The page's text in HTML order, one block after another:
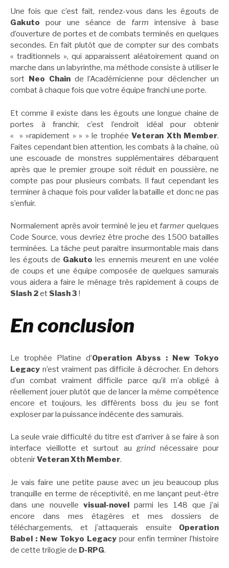
Une fois que c’est fait, rendez-vous dans les égouts de
Gakuto pour une séance de farm intensive à base
d’ouverture de portes et de combats terminés en quelques
secondes. En fait plutôt que de compter sur des combats
« traditionnels », qui apparaissent aléatoirement quand on
marche dans un labyrinthe, ma méthode consiste à utiliser le
sort Neo Chainde l’Académicienne pour déclencher un
combat à chaque fois que votre équipe franchi une porte.
Et comme il existe dans les égouts une longue chaine de
portes à franchir, c’est l’endroit idéal pour obtenir
« » »rapidement » » » le trophéeVeteran Xth Member.
Faites cependant bien attention, les combats à la chaîne, où
une escouade de monstres supplémentaires débarquent
après que le premier groupe soit réduit en poussière, ne
compte pas pour plusieurs combats. Il faut cependant les
terminer à chaque fois pour valider la bataille et donc ne pas
s’enfuir.
Normalement après avoir terminé le jeu et farmer quelques
Code Source, vous devriez être proche des 1500 batailles
terminées. La tâche peut paraitre insurmontable mais dans
les égouts de Gakuto les ennemis meurent en une volée
de coups et une équipe composée de quelques samurais
vous aidera a faire le ménage très rapidement à coups de
Slash 2et Slash 3 !
En conclusion
Le trophée Platine d’Operation Abyss : New Tokyo
Legacy n’est vraiment pas difficile à décrocher. En dehors
d’un combat vraiment difficile parce qu’il m’a obligé à
réellement jouer plutôt que de lancer la même compétence
encore et toujours, les différents boss du jeu se font
exploser par la puissance indécente des samurais.
La seule vraie difficulté du titre est d’arriver à se faire à son
interface vieillotte et surtout au grindnécessaire pour
obtenirVeteran Xth Member.
Je vais faire une petite pause avec un jeu beaucoup plus
tranquille en terme de réceptivité, en me lançant peut-être
dans une nouvelle visual-novelparmi les 148 que j’ai
encore dans mes étagères et mes dossiers de
téléchargements, et j’attaquerais ensuite Operation
Babel : New Tokyo Legacy pour enfin terminer l’histoire
de cette trilogie de D-RPG.